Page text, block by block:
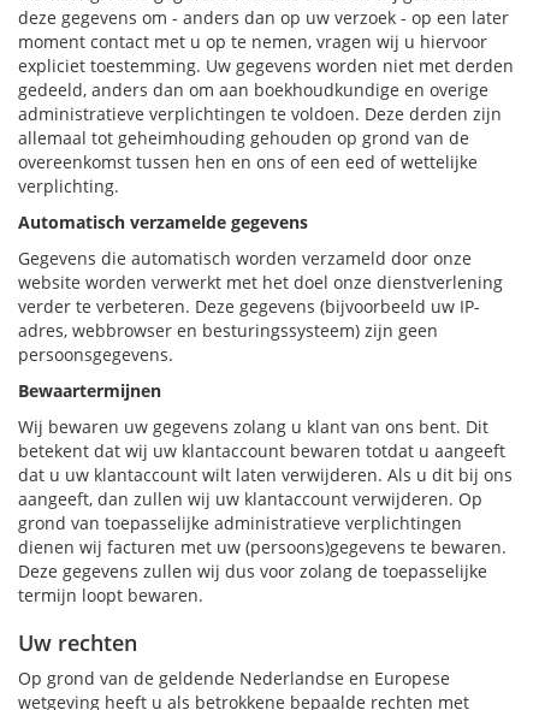
deze gegevens om - anders dan op uw verzoek - op een later
moment contact met u op te nemen, vragen wij u hiervoor
expliciet toestemming. Uw gegevens worden niet met derden
gedeeld, anders dan om aan boekhoudkundige en overige
administratieve verplichtingen te voldoen. Deze derden zijn
allemaal tot geheimhouding gehouden op grond van de
overeenkomst tussen hen en ons of een eed of wettelijke
verplichting.
Automatisch verzamelde gegevens
Gegevens die automatisch worden verzameld door onze
website worden verwerkt met het doel onze dienstverlening
verder te verbeteren. Deze gegevens (bijvoorbeeld uw IP-
adres, webbrowser en besturingssysteem) zijn geen
persoonsgegevens.
Bewaartermijnen
Wij bewaren uw gegevens zolang u klant van ons bent. Dit
betekent dat wij uw klantaccount bewaren totdat u aangeeft
dat u uw klantaccount wilt laten verwijderen. Als u dit bij ons
aangeeft, dan zullen wij uw klantaccount verwijderen. Op
grond van toepasselijke administratieve verplichtingen
dienen wij facturen met uw (persoons)gegevens te bewaren.
Deze gegevens zullen wij dus voor zolang de toepasselijke
termijn loopt bewaren.
Uw rechten
Op grond van de geldende Nederlandse en Europese
wetgeving heeft u als betrokkene bepaalde rechten met